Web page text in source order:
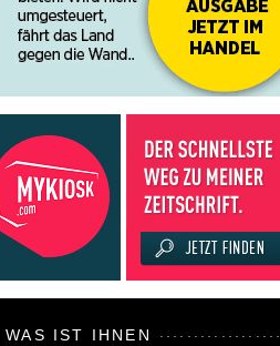
WAS IST IHNEN